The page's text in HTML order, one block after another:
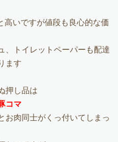
高いですが値段も良心的な価
、トイレットペーパーも配達
ます
押し品は
コマ
お肉同士がくっ付いてしまっ